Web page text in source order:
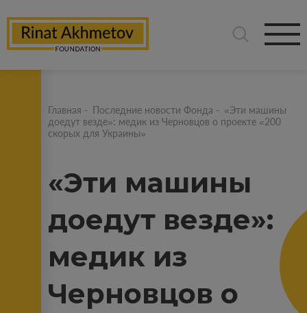
Главная - Последние новости Фонда - «Эти машины
доедут везде»: медик из Черновцов о проекте «200
скорых для Украины»
«Эти машины
доедут везде»:
медик из
Черновцов о